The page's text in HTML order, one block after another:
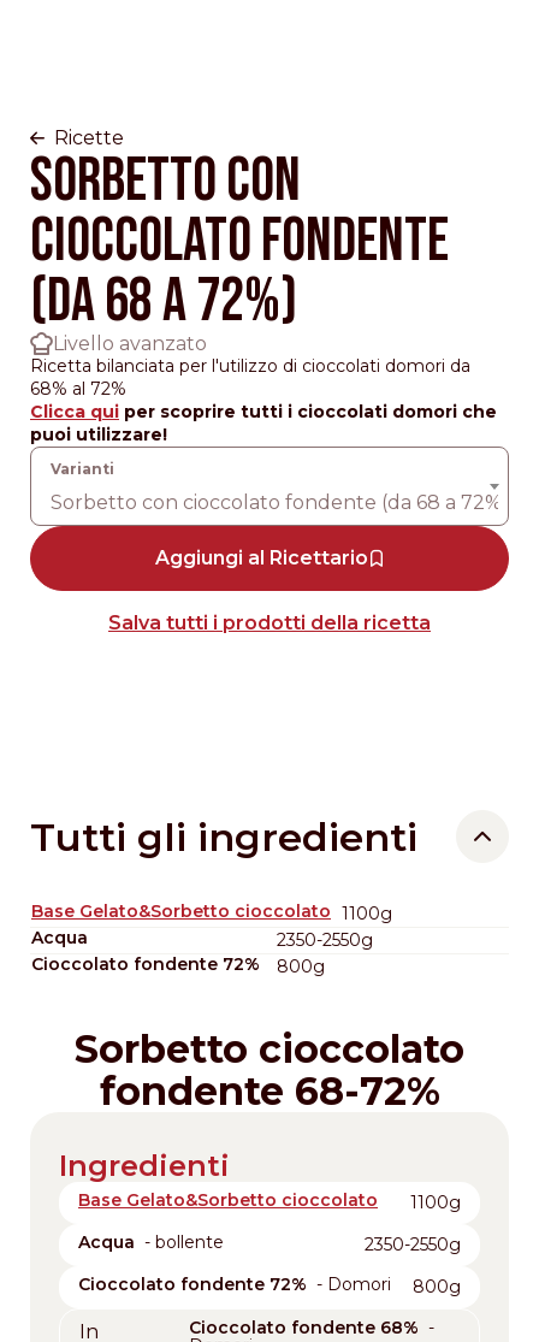
Ricette
Sorbetto con
cioccolato fondente
(da 68 a 72%)
Livello avanzato
Ricetta bilanciata per l'utilizzo di cioccolati domori da
68% al 72%
Clicca qui per scoprire tutti i cioccolati domori che
puoi utilizzare!
Sorbetto con cioccolato fondente (da 68 a 72%)
Aggiungi al Ricettario
Salva tutti i prodotti della ricetta
Tutti gli ingredienti
Base Gelato&Sorbetto cioccolato 1100g
Acqua
2350-2550g
Cioccolato fondente 72%
800g
Sorbetto cioccolato
fondente 68-72%
Ingredienti
Base Gelato&Sorbetto cioccolato
1100g
Acqua - bollente
2350-2550g
Cioccolato fondente 72% - Domori 800g
In
Cioccolato fondente 68% -